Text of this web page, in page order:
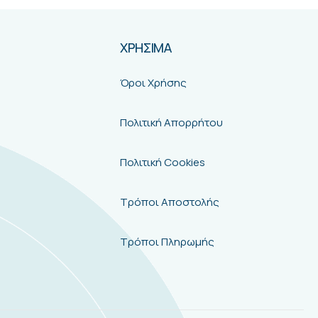
ΧΡΗΣΙΜΑ
Όροι Χρήσης
Πολιτική Απορρήτου
Πολιτική Cookies
Τρόποι Αποστολής
Τρόποι Πληρωμής